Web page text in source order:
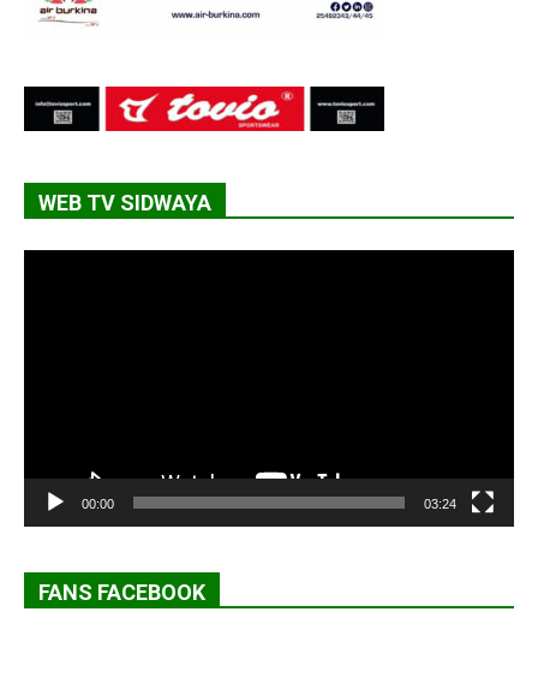
WEB TV SIDWAYA
00:00 03:24
FANS FACEBOOK